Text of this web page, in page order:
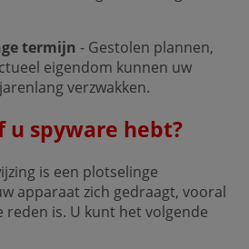
termijn - Gestolen plannen,
eigendom kunnen uw
verzwakken.
u spyware hebt?
is een plotselinge
apparaat zich gedraagt, vooral
reden is. U kunt het volgende